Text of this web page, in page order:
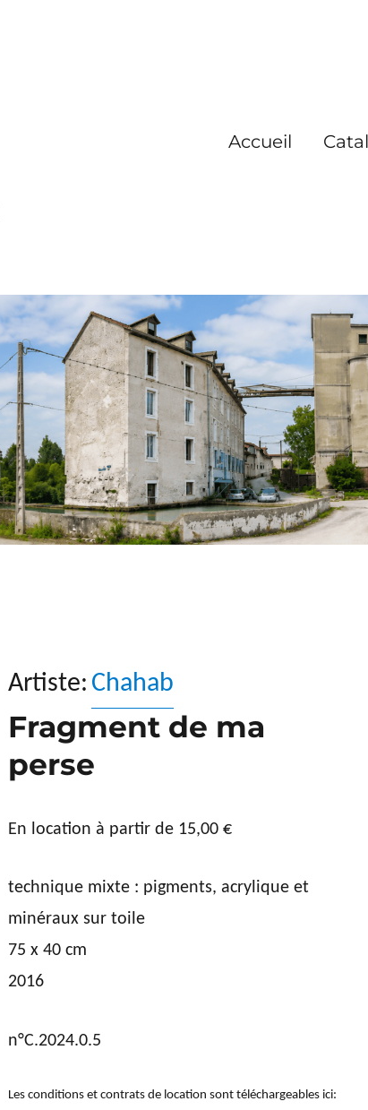
Accueil
Artiste: Chahab
Fragment de ma
perse
En location à partir de 15,00€
technique mixte : pigments, acrylique et
minéraux sur toile
75 x 40 cm
2016
n°C.2024.0.5
Les conditions et contrats de location sont téléchargeables ici: